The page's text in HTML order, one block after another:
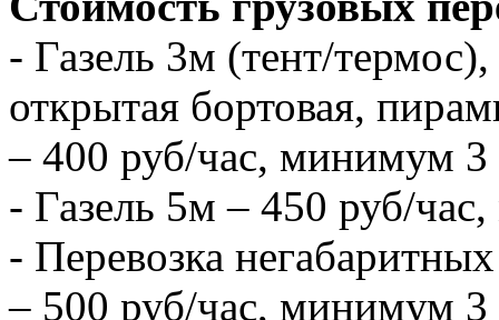
- Газель 3м (тент/
открытая бортовая,
– 400 руб/час, минимум 3
- Газель 5м – 450 руб/
- Перевозка
– 500 руб/час, минимум 3